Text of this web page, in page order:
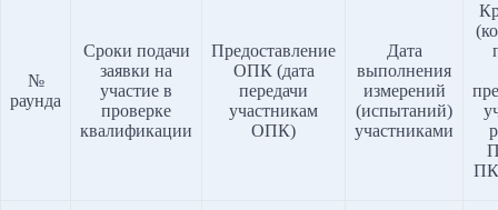
№
раунда
Сроки подачи
заявки на
участие в
проверке
квалификации
Предоставление
ОПК (дата
передачи
участникам
ОПК)
Дата
выполнения
измерений
(испытаний)
участниками
ПК